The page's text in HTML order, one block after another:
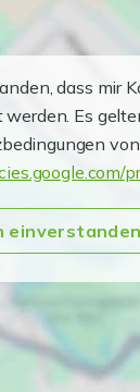
dass mir
werden. Es
einverstanden